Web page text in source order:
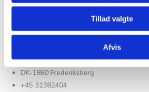
Tillad valgte
Afvis
Det Fantastiske
Læs mere
Christian Winthers Vej 2
DK-1860 Frederiksberg
+45 31382404